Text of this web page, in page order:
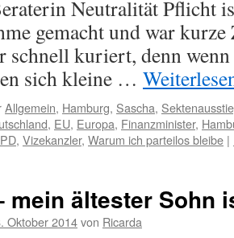
Neutralität Pflicht
gemacht und war
schnell kuriert, denn wenn
sich kleine …
Allgemein, Hamburg, Sascha,
, EU, Europa, Finanzminister,
, Vizekanzler, Warum ich parteilos bleibe |
mein ältester Sohn
Oktober 2014von Ricarda